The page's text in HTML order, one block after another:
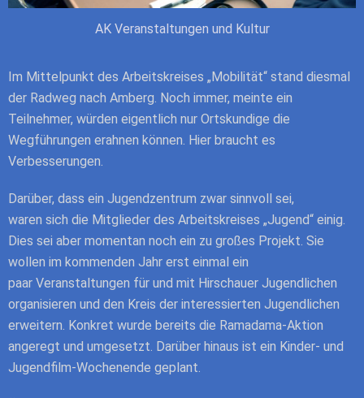
AK Veranstaltungen und Kultur
Im Mittelpunkt des Arbeitskreises „Mobilität“ stand diesmal
der Radweg nach Amberg. Noch immer, meinte ein
Teilnehmer, würden eigentlich nur Ortskundige die
Wegführungen erahnen können. Hier braucht es
Verbesserungen.
Darüber, dass ein Jugendzentrum zwar sinnvoll sei,
waren sich die Mitglieder des Arbeitskreises „Jugend“ einig.
Dies sei aber momentan noch ein zu großes Projekt. Sie
wollen im kommenden Jahr erst einmal ein
paar Veranstaltungen für und mit Hirschauer Jugendlichen
organisieren und den Kreis der interessierten Jugendlichen
erweitern. Konkret wurde bereits die Ramadama-Aktion
angeregt und umgesetzt. Darüber hinaus ist ein Kinder- und
Jugendfilm-Wochenende geplant.